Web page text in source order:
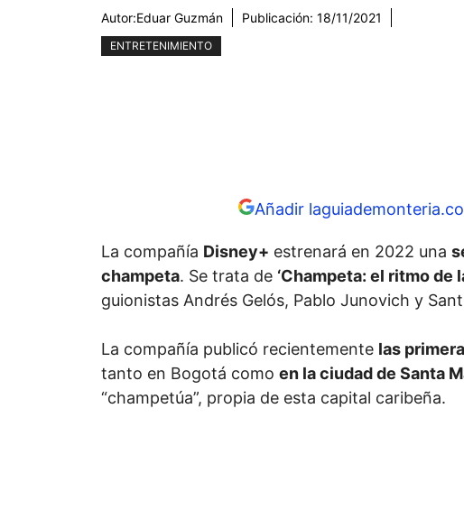
Autor:Eduar Guzmán Publicación: 18/11/2021
ENTRETENIMIENTO
Añadir
La compañía Disney+ estrenará en 2022 una
champeta. Se trata de ‘Champeta: el ritmo de
guionistas Andrés Gelós, Pablo Junovich y
La compañía publicó recientemente las
tanto en Bogotá como en la ciudad de Santa
“champetúa”, propia de esta capital caribeña.